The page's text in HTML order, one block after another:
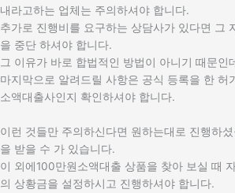
내라고하는 업체는 주의하셔야 합니다.
추가로 진행비를 요구하는 상담사가 있다면 그
을 중단 하셔야 합니다.
그 이유가 바로 합법적인 방법이 아니기 때문인
마지막으로 알려드릴 사항은 공식 등록을 한 허
소액대출사인지 확인하셔야 합니다.
이런 것들만 주의하신다면 원하는대로 진행하
을 받을 수 가 있습니다.
이 외에100만원소액대출 상품을 찾아 보실 때
의 상황금을 설정하시고 진행하셔야 합니다.